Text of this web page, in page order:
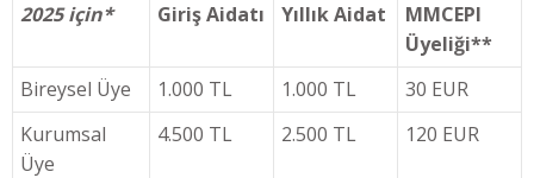
2025 için* Giriş Aidatı Yıllık Aidat
MMCEPI
Üyeliği**
Bireysel Üye
1.000 TL 1.000 TL
30 EUR
Kurumsal
Üye
4.500 TL 2.500 TL 120 EUR